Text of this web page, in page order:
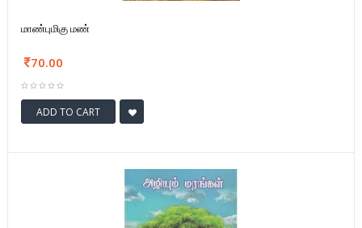
மாண்புமிகு மண்
70.00
ADD TO CART